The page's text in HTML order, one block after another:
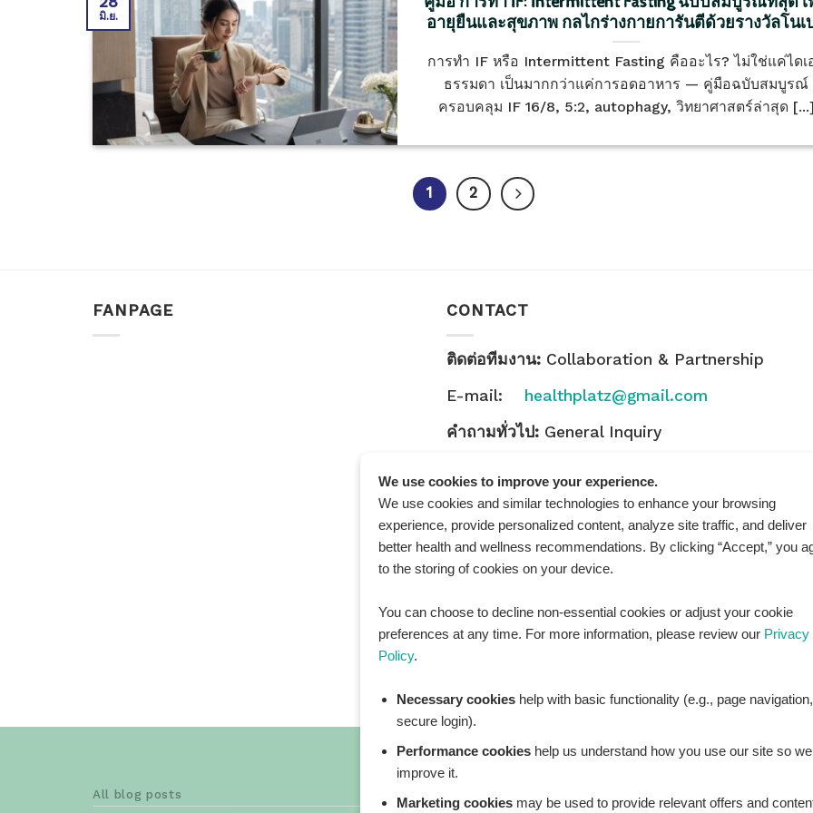
อายุยืนและสุขภาพ กลไกร่างกายการันตีด้วยรางวัลโนเ
การทำ IF หรือ Intermittent Fasting คืออะไร? ไม่ใช่แค่ไดเ
ธรรมดา เป็นมากกว่าแค่การอดอาหาร — คู่มือฉบับสมบูรณ์
ครอบคลุม IF 16/8, 5:2, autophagy, วิทยาศาสตร์ล่าสุด [...]
มิ.ย.
1 2
FANPAGE CONTACT
ติดต่อทีมงาน: Collaboration & Partnership
E-mail: healthplatz@gmail.com
คำถามทั่วไป: General Inquiry
เพิ่มเพื่อนAdd LINE :
https://lin.ee/sqNlLtc
All blog posts
We use cookies to improve your experience.
We use cookies and similar technologies to enhance your browsing
experience, provide personalized content, analyze site traffic, and deliver
better health and wellness recommendations. By clicking “Accept,” you
to the storing of cookies on your device.
You can choose to decline non-essential cookies or adjust your cookie
preferences at any time. For more information, please review our Privacy
Policy.
Necessary cookies help with basic functionality (e.g., page navigation,
secure login).
Performance cookies help us understand how you use our site so
improve it.
Marketing cookies may be used to provide relevant offers and